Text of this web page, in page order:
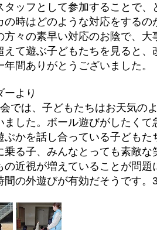
タッフとして参加することで
の時はどのような対応をする
方々の素早い対応のお陰で、
えて遊ぶ子どもたちを見ると
年間ありがとうございました。
ーより
では、子どもたちはお天気の
ました。ボール遊びがしたく
ぶかを話し合っている子ども
乗る子、みんなとっても素敵な
の近視が増えていることが問
間の外遊びが有効だそうです